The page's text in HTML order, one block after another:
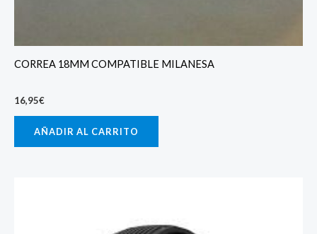
CORREA 18MM COMPATIBLE MILANESA
16,95€
AÑADIR AL CARRITO